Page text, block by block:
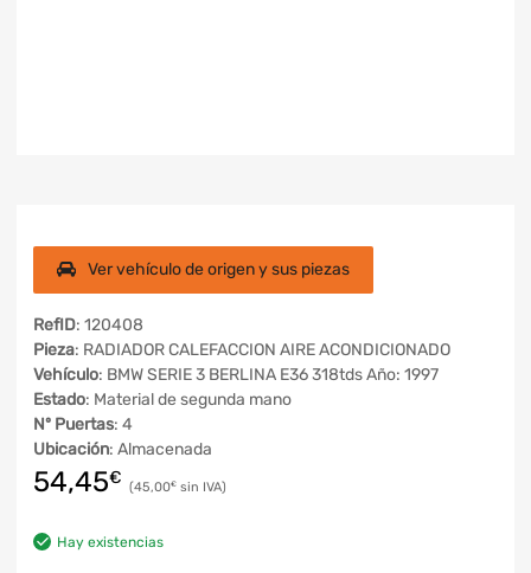
Ver vehículo de origen y sus piezas
RefID: 120408
Pieza: RADIADOR CALEFACCION AIRE ACONDICIONADO
Vehículo: BMW SERIE 3 BERLINA E36 318tds Año: 1997
Estado: Material de segunda mano
Nº Puertas: 4
Ubicación: Almacenada
54,45€ 45,00€
Hay existencias